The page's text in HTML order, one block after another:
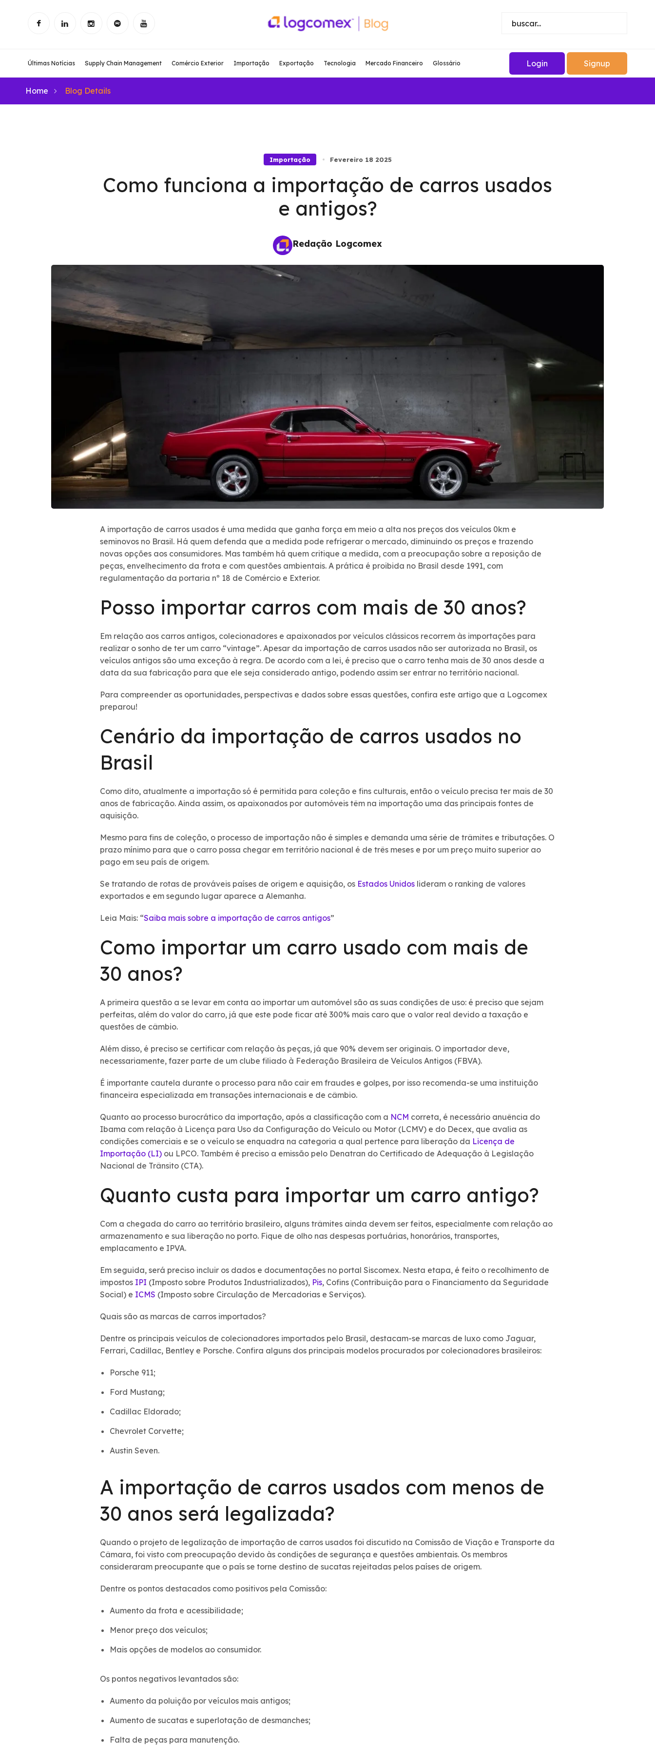
Últimas Notícias Supply Chain Management Comércio Exterior Importação Exportação Tecnologia Mercado Financeiro Glossário Login Signup
Home Blog Details
Importação Fevereiro 18 2025
Como funciona a importação de carros usados
e antigos?
Redação Logcomex
A importação de carros usados é uma medida que ganha força em meio a alta nos preços dos veículos 0km e
seminovos no Brasil. Há quem defenda que a medida pode refrigerar o mercado, diminuindo os preços e trazendo
novas opções aos consumidores. Mas também há quem critique a medida, com a preocupação sobre a reposição de
peças, envelhecimento da frota e com questões ambientais. A prática é proibida no Brasil desde 1991, com
regulamentação da portaria nº 18 de Comércio e Exterior.
Posso importar carros com mais de 30 anos?
Em relação aos carros antigos, colecionadores e apaixonados por veículos clássicos recorrem às importações para
realizar o sonho de ter um carro “vintage”. Apesar da importação de carros usados não ser autorizada no Brasil, os
veículos antigos são uma exceção à regra. De acordo com a lei, é preciso que o carro tenha mais de 30 anos desde a
data da sua fabricação para que ele seja considerado antigo, podendo assim ser entrar no território nacional.
Para compreender as oportunidades, perspectivas e dados sobre essas questões, confira este artigo que a Logcomex
preparou!
Cenário da importação de carros usados no
Brasil
Como dito, atualmente a importação só é permitida para coleção e fins culturais, então o veículo precisa ter mais de 30
anos de fabricação. Ainda assim, os apaixonados por automóveis têm na importação uma das principais fontes de
aquisição.
Mesmo para fins de coleção, o processo de importação não é simples e demanda uma série de trâmites e tributações. O
prazo mínimo para que o carro possa chegar em território nacional é de três meses e por um preço muito superior ao
pago em seu país de origem.
Se tratando de rotas de prováveis países de origem e aquisição, os Estados Unidoslideram o ranking de valores
exportados e em segundo lugar aparece a Alemanha.
Leia Mais: “Saiba mais sobre a importação de carros antigos”
Como importar um carro usado com mais de
30 anos?
A primeira questão a se levar em conta ao importar um automóvel são as suas condições de uso: é preciso que sejam
perfeitas, além do valor do carro, já que este pode ficar até 300% mais caro que o valor real devido a taxação e
questões de câmbio.
Além disso, é preciso se certificar com relação às peças, já que 90% devem ser originais. O importador deve,
necessariamente, fazer parte de um clube filiado à Federação Brasileira de Veículos Antigos (FBVA).
É importante cautela durante o processo para não cair em fraudes e golpes, por isso recomenda-se uma instituição
financeira especializada em transações internacionais e de câmbio.
Quanto ao processo burocrático da importação, após a classificação com a NCM correta, é necessário anuência do
Ibama com relação à Licença para Uso da Configuração do Veículo ou Motor (LCMV) e do Decex, que avalia as
condições comerciais e se o veículo se enquadra na categoria a qual pertence para liberação da Licença de
Importação (LI)ou LPCO. Também é preciso a emissão pelo Denatran do Certificado de Adequação à Legislação
Nacional de Trânsito (CTA).
Quanto custa para importar um carro antigo?
Com a chegada do carro ao território brasileiro, alguns trâmites ainda devem ser feitos, especialmente com relação ao
armazenamento e sua liberação no porto. Fique de olho nas despesas portuárias, honorários, transportes,
emplacamento e IPVA.
Em seguida, será preciso incluir os dados e documentações no portal Siscomex. Nesta etapa, é feito o recolhimento de
impostos IPI (Imposto sobre Produtos Industrializados), Pis, Cofins (Contribuição para o Financiamento da Seguridade
Social) e ICMS (Imposto sobre Circulação de Mercadorias e Serviços).
Quais são as marcas de carros importados?
Dentre os principais veículos de colecionadores importados pelo Brasil, destacam-se marcas de luxo como Jaguar,
Ferrari, Cadillac, Bentley e Porsche. Confira alguns dos principais modelos procurados por colecionadores brasileiros:
Porsche 911;
Ford Mustang;
Cadillac Eldorado;
Chevrolet Corvette;
Austin Seven.
A importação de carros usados com menos de
30 anos será legalizada?
Quando o projeto de legalização de importação de carros usados foi discutido na Comissão de Viação e Transporte da
Câmara, foi visto com preocupação devido às condições de segurança e questões ambientais. Os membros
consideraram preocupante que o país se torne destino de sucatas rejeitadas pelos países de origem.
Dentre os pontos destacados como positivos pela Comissão:
Aumento da frota e acessibilidade;
Menor preço dos veículos;
Mais opções de modelos ao consumidor.
Os pontos negativos levantados são:
Aumento da poluição por veículos mais antigos;
Aumento de sucatas e superlotação de desmanches;
Falta de peças para manutenção.